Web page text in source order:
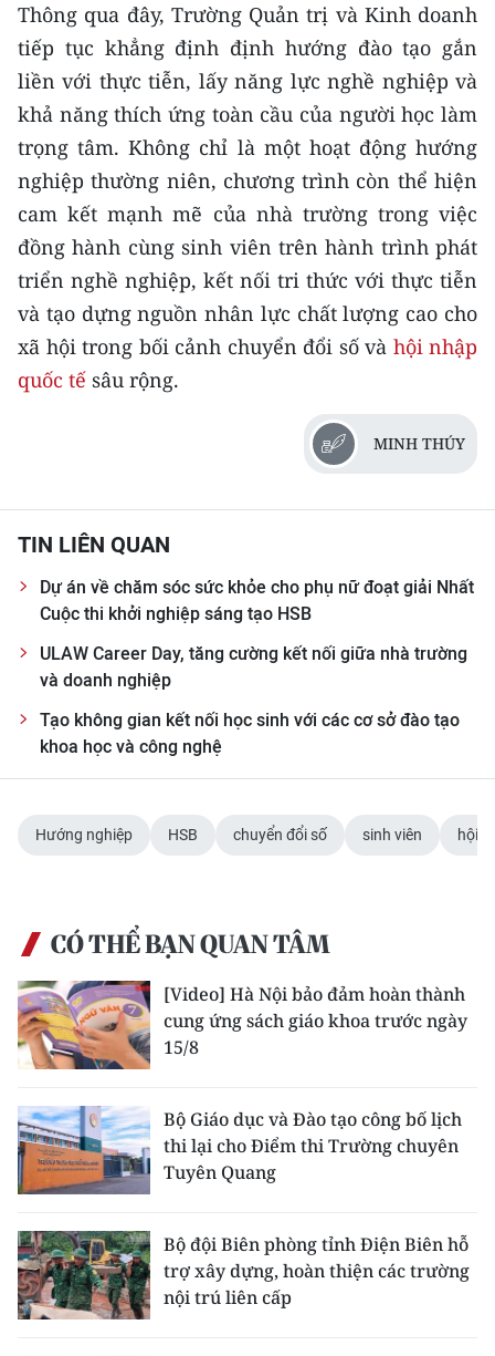
ESPAÑOL
한국어
Thông qua đây, Trường Quản trị và Kinh doanh
tiếp tục khẳng định định hướng đào tạo gắn
liền với thực tiễn, lấy năng lực nghề nghiệp và
khả năng thích ứng toàn cầu của người học làm
trọng tâm. Không chỉ là một hoạt động hướng
nghiệp thường niên, chương trình còn thể hiện
cam kết mạnh mẽ của nhà trường trong việc
đồng hành cùng sinh viên trên hành trình phát
triển nghề nghiệp, kết nối tri thức với thực tiễn
và tạo dựng nguồn nhân lực chất lượng cao cho
xã hội trong bối cảnh chuyển đổi số và hội nhập
quốc tế sâu rộng.
MINH THÚY
TIN LIÊN QUAN
Dự án về chăm sóc sức khỏe cho phụ nữ đoạt giải Nhất
Cuộc thi khởi nghiệp sáng tạo HSB
ULAW Career Day, tăng cường kết nối giữa nhà trường
và doanh nghiệp
Tạo không gian kết nối học sinh với các cơ sở đào tạo
khoa học và công nghệ
Hướng nghiệp HSB chuyển đổi số sinh viên hội
CÓ THỂ BẠN QUAN TÂM
[Video] Hà Nội bảo đảm hoàn thành
cung ứng sách giáo khoa trước ngày
15/8
Bộ Giáo dục và Đào tạo công bố lịch
thi lại cho Điểm thi Trường chuyên
Tuyên Quang
Bộ đội Biên phòng tỉnh Điện Biên hỗ
trợ xây dựng, hoàn thiện các trường
nội trú liên cấp